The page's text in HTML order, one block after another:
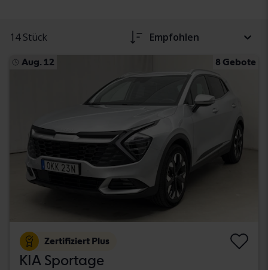
14 Stück Empfohlen
Aug. 12 8 Gebote
Zertifiziert Plus
KIA Sportage